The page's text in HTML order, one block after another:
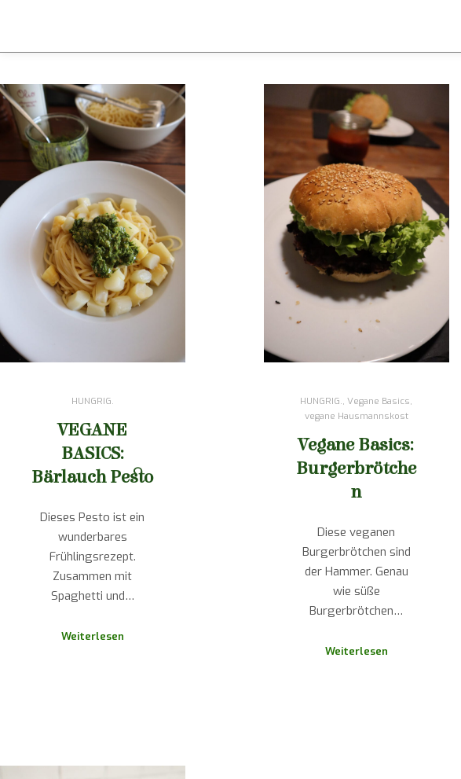
HUNGRIG.
VEGANE
BASICS:
Bärlauch Pesto
Dieses Pesto ist ein
wunderbares
Frühlingsrezept.
Zusammen mit
Spaghetti und…
Weiterlesen
HUNGRIG.,Vegane Basics,
vegane Hausmannskost
Vegane Basics:
Burgerbrötche
n
Diese veganen
Burgerbrötchen sind
der Hammer. Genau
wie süße
Burgerbrötchen…
Weiterlesen